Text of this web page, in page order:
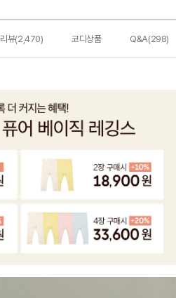
리뷰(2,470) 코디상품 Q&A(298)